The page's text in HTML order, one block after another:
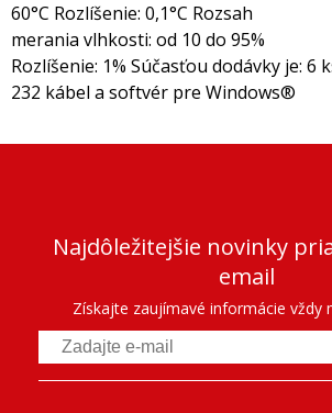
60°C Rozlíšenie: 0,1°C Rozsah
merania vlhkosti: od 10 do 95%
Rozlíšenie: 1% Súčasťou dodávky je: 6
232 kábel a softvér pre Windows®
Najdôležitejšie novinky
email
Získajte zaujímavé informácie vždy